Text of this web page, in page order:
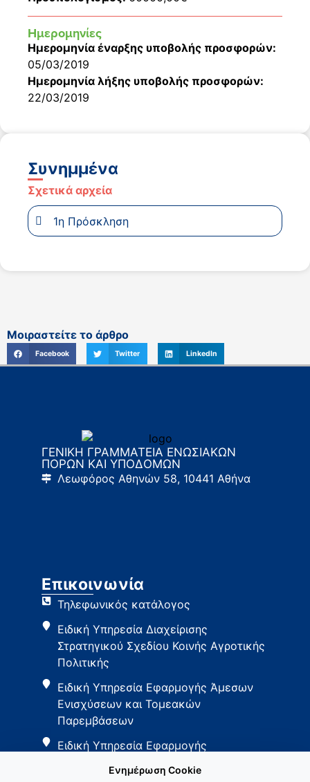
Ημερομηνίες
Ημερομηνία έναρξης υποβολής προσφορών:
05/03/2019
Ημερομηνία λήξης υποβολής προσφορών:
22/03/2019
Συνημμένα
Σχετικά αρχεία
1η Πρόσκληση
Μοιραστείτε το άρθρο
Facebook Twitter LinkedIn
ΓΕΝΙΚΗ ΓΡΑΜΜΑΤΕΙΑ ΕΝΩΣΙΑΚΩΝ
ΠΟΡΩΝ ΚΑΙ ΥΠΟΔΟΜΩΝ
Λεωφόρος Αθηνών 58, 10441 Αθήνα
Επικοινωνία
Τηλεφωνικός κατάλογος
Ειδική Υπηρεσία Διαχείρισης
Στρατηγικού Σχεδίου Κοινής Αγροτικής
Πολιτικής
Ειδική Υπηρεσία Εφαρμογής Άμεσων
Ενισχύσεων και Τομεακών
Παρεμβάσεων
Ειδική Υπηρεσία Εφαρμογής
Ενημέρωση Cookie